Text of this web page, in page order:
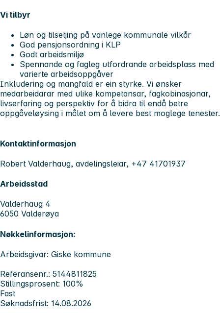
Vi tilbyr
Løn og tilsetjing på vanlege kommunale vilkår
God pensjonsordning i KLP
Godt arbeidsmiljø
Spennande og fagleg utfordrande arbeidsplass med
varierte arbeidsoppgåver
Inkludering og mangfald er ein styrke. Vi ønsker
medarbeidarar med ulike kompetansar, fagkobinasjonar,
livserfaring og perspektiv for å bidra til endå betre
oppgåveløysing i målet om å levere best moglege tenester.
Kontaktinformasjon
Robert Valderhaug, avdelingsleiar, +47 41701937
Arbeidsstad
Valderhaug 4
6050 Valderøya
Nøkkelinformasjon:
Arbeidsgivar: Giske kommune
Referansenr.: 5144811825
Stillingsprosent: 100%
Fast
Søknadsfrist: 14.08.2026